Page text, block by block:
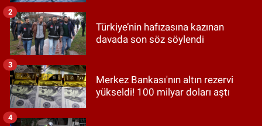
Türkiye’nin hafızasına kazınan
davada son söz söylendi
2
Merkez Bankası'nın altın rezervi
yükseldi! 100 milyar doları aştı
3
4